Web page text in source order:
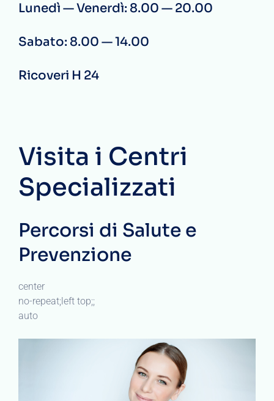
Lunedì — Venerdì: 8.00 — 20.00
Sabato: 8.00 — 14.00
Ricoveri H 24
Visita i Centri
Specializzati
Percorsi di Salute e
Prevenzione
center
no-repeat;left top;;
auto